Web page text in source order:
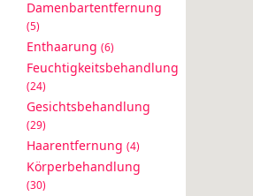
Damenbartentfernung
(5)
Enthaarung (6)
Feuchtigkeitsbehandlung
(24)
Gesichtsbehandlung
(29)
Haarentfernung (4)
Körperbehandlung
(30)